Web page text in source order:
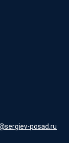
posad.ru